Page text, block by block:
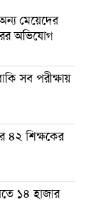
মেয়েদের
অভিযোগ
সব পরীক্ষায়
৪২ শিক্ষকের
১৪ হাজার